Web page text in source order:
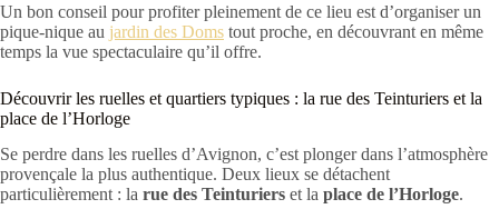
Un bon conseil pour profiter pleinement de ce lieu est d’organiser un
pique-nique au jardin des Doms tout proche, en découvrant en même
temps la vue spectaculaire qu’il offre.
Découvrir les ruelles et quartiers typiques : la rue des Teinturiers et la
place de l’Horloge
Se perdre dans les ruelles d’Avignon, c’est plonger dans l’atmosphère
provençale la plus authentique. Deux lieux se détachent
particulièrement : la rue des Teinturiers et la place de l’Horloge.